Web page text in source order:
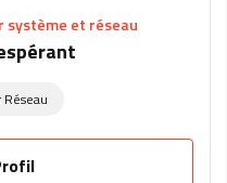
et réseau